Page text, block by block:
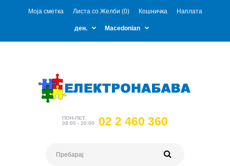
Моја сметка Листа со Желби (0) Кошничка Наплата
ден. Macedonian
ПОН-ПЕТ.
08:00 - 20:00
02 2 460 360